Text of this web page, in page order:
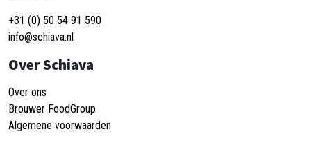
+31 (0) 50 54 91 590
info@schiava.nl
Over Schiava
Over ons
Brouwer FoodGroup
Algemene voorwaarden